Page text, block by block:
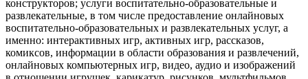
конструкторов; услуги воспитательно-образовательные и
развлекательные, в том числе предоставление онлайновых
воспитательно-образовательных и развлекательных услуг, а
именно: интерактивных игр, активных игр, рассказов,
комиксов, информации в области образования и развлечений,
онлайновых компьютерных игр, видео, аудио и изображений